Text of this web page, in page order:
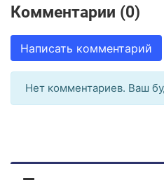
Комментарии (0)
Написать комментарий
Нет комментариев. Ваш